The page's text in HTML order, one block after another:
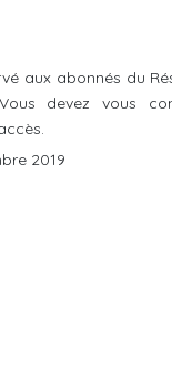
aux abonnés du
Vous devez vous
2019